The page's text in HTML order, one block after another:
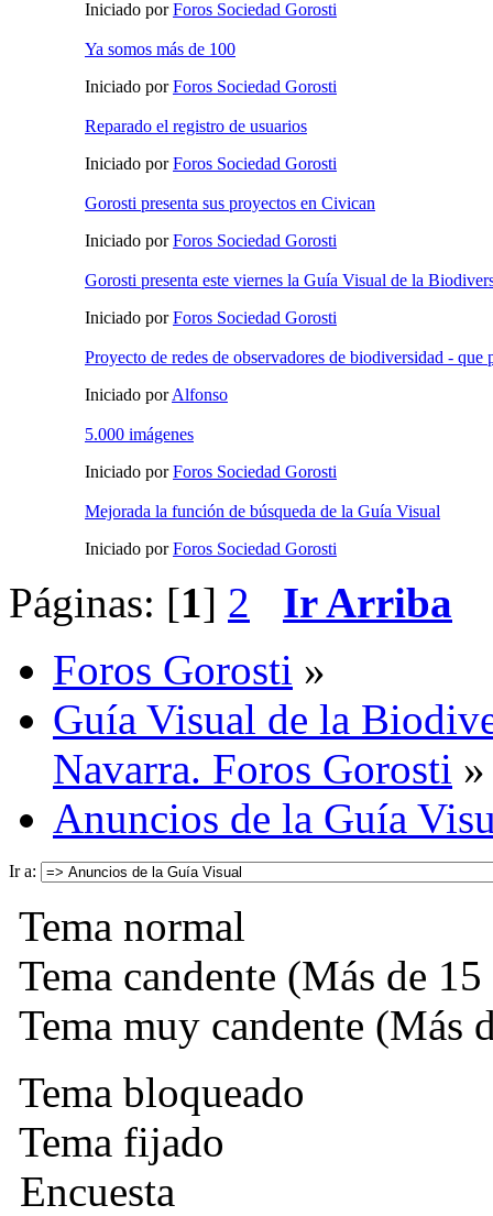
Iniciado porForos Sociedad Gorosti
Ya somos más de 100
Iniciado porForos Sociedad Gorosti
Reparado el registro de usuarios
Iniciado porForos Sociedad Gorosti
Gorosti presenta sus proyectos en Civican
Iniciado porForos Sociedad Gorosti
Gorosti presenta este viernes la Guía Visual de la
Iniciado porForos Sociedad Gorosti
Proyecto de redes de observadores de biodiversidad - que
Iniciado porAlfonso
5.000 imágenes
Iniciado porForos Sociedad Gorosti
Mejorada la función de búsqueda de la Guía Visual
Iniciado porForos Sociedad Gorosti
Páginas: [1] 2
Ir Arriba
Foros Gorosti »
Guía Visual de la
Navarra. Foros Gorosti »
Anuncios de la Guía
Ir a:
Tema normal
Tema candente (Más de 15
Tema muy candente (Más
Tema bloqueado
Tema fijado
Encuesta